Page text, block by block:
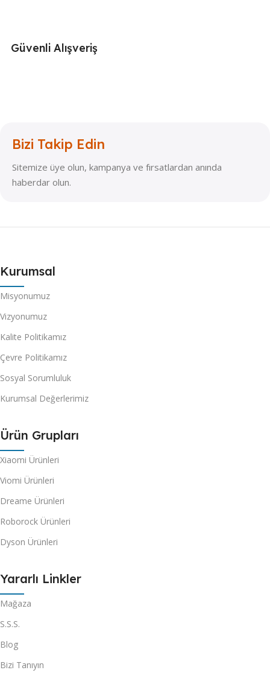
Güvenli Alışveriş
Bizi Takip Edin
Sitemize üye olun, kampanya ve fırsatlardan anında
haberdar olun.
Kurumsal
Misyonumuz
Vizyonumuz
Kalite Politikamız
Çevre Politikamız
Sosyal Sorumluluk
Kurumsal Değerlerimiz
Ürün Grupları
Xiaomi Ürünleri
Viomi Ürünleri
Dreame Ürünleri
Roborock Ürünleri
Dyson Ürünleri
Yararlı Linkler
Mağaza
S.S.S.
Blog
Bizi Tanıyın